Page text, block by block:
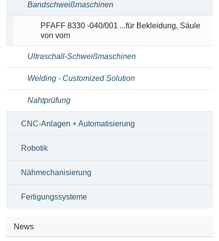
Bandschweißmaschinen
PFAFF 8330 -040/001 ...für Bekleidung, Säule
von vorn
Ultraschall-Schweißmaschinen
Welding - Customized Solution
Nahtprüfung
CNC-Anlagen + Automatisierung
Robotik
Nähmechanisierung
Fertigungssysteme
News